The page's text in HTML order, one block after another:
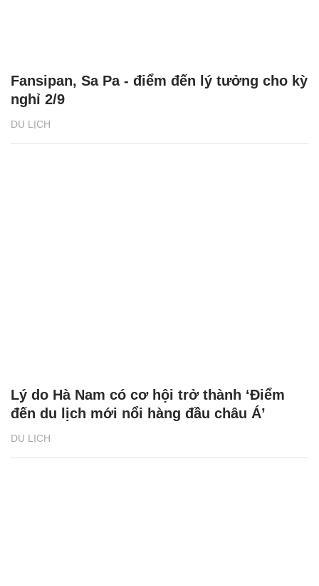
DU LỊCH
Fansipan, Sa Pa - điểm đến lý tưởng cho kỳ
nghỉ 2/9
DU LỊCH
Lý do Hà Nam có cơ hội trở thành ‘Điểm
đến du lịch mới nổi hàng đầu châu Á’